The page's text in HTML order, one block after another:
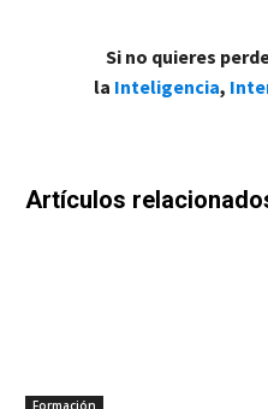
Si no quieres
la Inteligencia,
Artículos